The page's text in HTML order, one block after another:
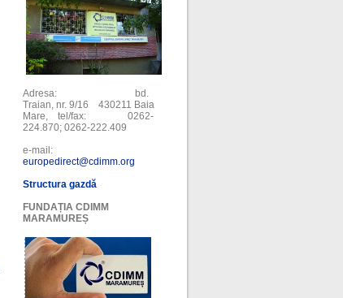
Adresa: bd.
Traian, nr. 9/16 430211 Baia
Mare, tel/fax: 0262-
224.870; 0262-222.409
e-mail:
europedirect@cdimm.org
Structura gazdă
FUNDAȚIA CDIMM
MARAMUREȘ